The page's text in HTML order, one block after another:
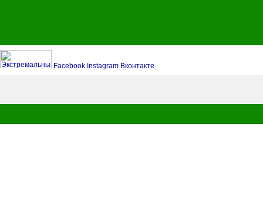
Facebook Instagram Вконтакте